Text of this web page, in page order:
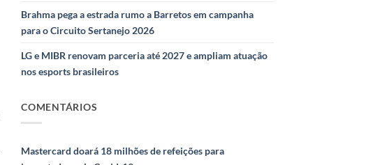
Brahma pega a estrada rumo a Barretos em campanha
para o Circuito Sertanejo 2026
LG e MIBR renovam parceria até 2027 e ampliam atuação
nos esports brasileiros
COMENTÁRIOS
Mastercard doará 18 milhões de refeições para